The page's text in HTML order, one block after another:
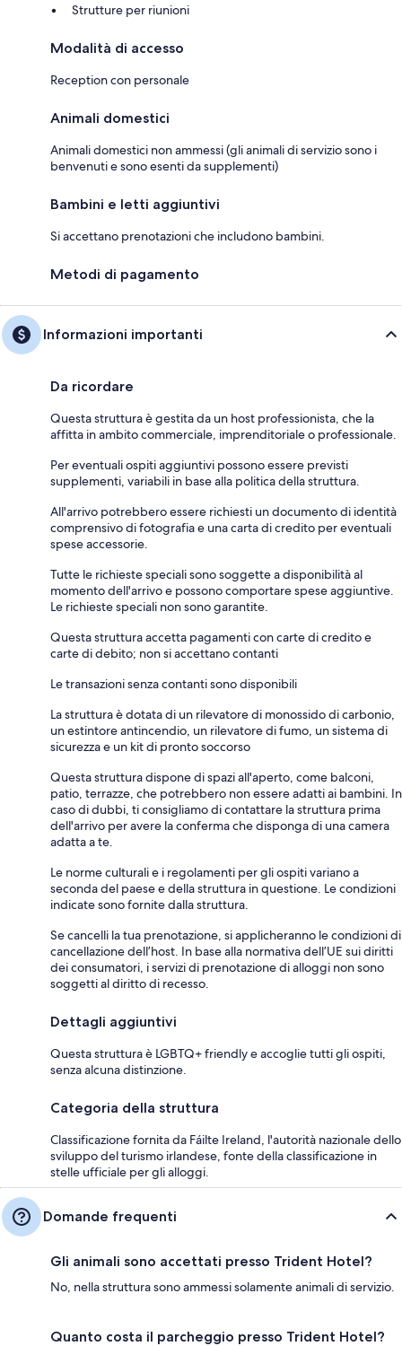
Strutture per riunioni
Modalità di accesso
Reception con personale
Animali domestici
Animali domestici non ammessi (gli animali di servizio sono i
benvenuti e sono esenti da supplementi)
Bambini e letti aggiuntivi
Si accettano prenotazioni che includono bambini.
Metodi di pagamento
Informazioni importanti
Da ricordare
Questa struttura è gestita da un host professionista, che la
affitta in ambito commerciale, imprenditoriale o professionale.
Per eventuali ospiti aggiuntivi possono essere previsti
supplementi, variabili in base alla politica della struttura.
All'arrivo potrebbero essere richiesti un documento di identità
comprensivo di fotografia e una carta di credito per eventuali
spese accessorie.
Tutte le richieste speciali sono soggette a disponibilità al
momento dell'arrivo e possono comportare spese aggiuntive.
Le richieste speciali non sono garantite.
Questa struttura accetta pagamenti con carte di credito e
carte di debito; non si accettano contanti
Le transazioni senza contanti sono disponibili
La struttura è dotata di un rilevatore di monossido di carbonio,
un estintore antincendio, un rilevatore di fumo, un sistema di
sicurezza e un kit di pronto soccorso
Questa struttura dispone di spazi all'aperto, come balconi,
patio, terrazze, che potrebbero non essere adatti ai bambini. In
caso di dubbi, ti consigliamo di contattare la struttura prima
dell'arrivo per avere la conferma che disponga di una camera
adatta a te.
Le norme culturali e i regolamenti per gli ospiti variano a
seconda del paese e della struttura in questione. Le condizioni
indicate sono fornite dalla struttura.
Se cancelli la tua prenotazione, si applicheranno le condizioni di
cancellazione dell’host. In base alla normativa dell’UE sui diritti
dei consumatori, i servizi di prenotazione di alloggi non sono
soggetti al diritto di recesso.
Dettagli aggiuntivi
Questa struttura è LGBTQ+ friendly e accoglie tutti gli ospiti,
senza alcuna distinzione.
Categoria della struttura
Classificazione fornita da Fáilte Ireland, l'autorità nazionale dello
sviluppo del turismo irlandese, fonte della classificazione in
stelle ufficiale per gli alloggi.
Domande frequenti
Gli animali sono accettati presso Trident Hotel?
No, nella struttura sono ammessi solamente animali di servizio.
Quanto costa il parcheggio presso Trident Hotel?